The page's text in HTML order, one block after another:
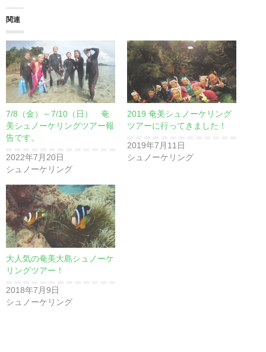
み
中…
関連
7/8（金）～7/10（日） 奄
美シュノーケリングツアー報
告です。
2022年7月20日
シュノーケリング
2019 奄美シュノーケリング
ツアーに行ってきました！
2019年7月11日
シュノーケリング
大人気の奄美大島シュノーケ
リングツアー！
2018年7月9日
シュノーケリング